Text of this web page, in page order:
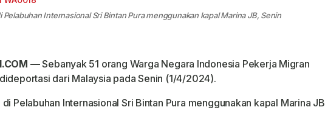
Pelabuhan Internasional Sri Bintan Pura menggunakan kapal Marina JB, Senin
—Sebanyak 51 orang Warga Negara Indonesia Pekerja Migran
dari Malaysia pada Senin (1/4/2024).
di Pelabuhan Internasional Sri Bintan Pura menggunakan kapal Marina JB